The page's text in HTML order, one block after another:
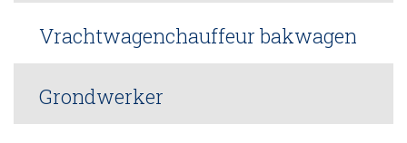
Vrachtwagenchauffeur bakwagen
Grondwerker